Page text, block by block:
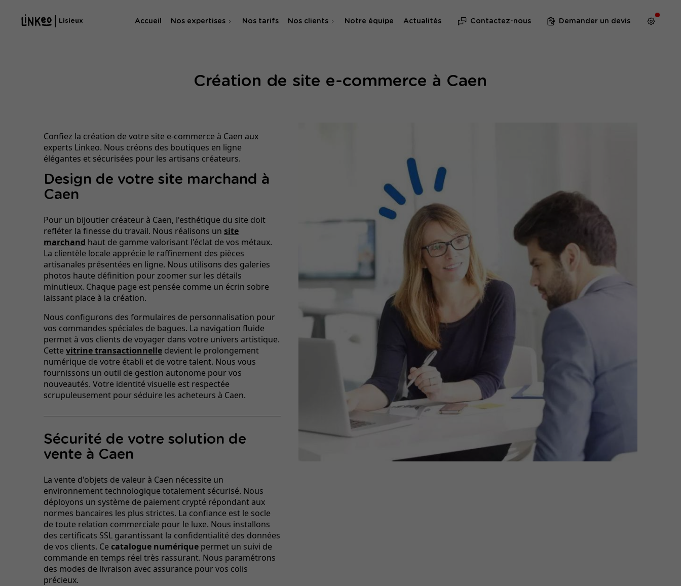
Lisieux Accueil Nos expertises
Agence SEA & SMA
Nos tarifs Nos clients Notre équipe Actualités Contactez-nous Demander un devis
Création de site e-commerce à Caen
Confiez la création de votre site e-commerce à Caen aux
experts Linkeo. Nous créons des boutiques en ligne
élégantes et sécurisées pour les artisans créateurs.
Design de votre site marchand à
Caen
Pour un bijoutier créateur à Caen, l'esthétique du site doit
refléter la finesse du travail. Nous réalisons un site
marchand haut de gamme valorisant l'éclat de vos métaux.
La clientèle locale apprécie le raffinement des pièces
artisanales présentées en ligne. Nous utilisons des galeries
photos haute définition pour zoomer sur les détails
minutieux. Chaque page est pensée comme un écrin sobre
laissant place à la création.
Nous configurons des formulaires de personnalisation pour
vos commandes spéciales de bagues. La navigation fluide
permet à vos clients de voyager dans votre univers artistique.
Cette vitrine transactionnelledevient le prolongement
numérique de votre établi et de votre talent. Nous vous
fournissons un outil de gestion autonome pour vos
nouveautés. Votre identité visuelle est respectée
scrupuleusement pour séduire les acheteurs à Caen.
Sécurité de votre solution de
vente à Caen
La vente d'objets de valeur à Caen nécessite un
environnement technologique totalement sécurisé. Nous
déployons un système de paiement crypté répondant aux
normes bancaires les plus strictes. La confiance est le socle
de toute relation commerciale pour le luxe. Nous installons
des certificats SSL garantissant la confidentialité des données
de vos clients. Ce catalogue numériquepermet un suivi de
commande en temps réel très rassurant. Nous paramétrons
des modes de livraison avec assurance pour vos colis
précieux.